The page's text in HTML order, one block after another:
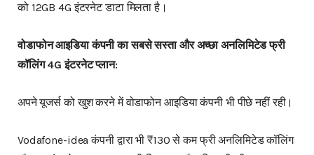
को 12GB 4G इंटरनेट डाटा मिलता है।
वोडाफोन आइडिया कंपनी का सबसे सस्ता और अच्छा अनलिमिटेड फ्री
कॉलिंग 4G इंटरनेट प्लान:
अपने यूजर्स को खुश करने में वोडाफोन आइडिया कंपनी भी पीछे नहीं रही।
Vodafone-idea कंपनी द्वारा भी ₹130 से कम फ्री अनलिमिटेड कॉलिंग